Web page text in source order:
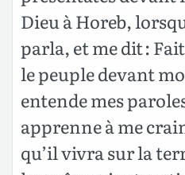
Dieu à Horeb,
parla, et me dit :
le peuple devant
entende mes
apprenne à me
qu’il vivra sur la